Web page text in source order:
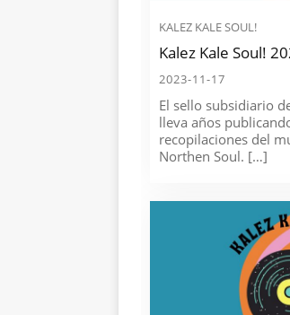
KALEZ KALE SOUL!
Kalez Kale Soul!
2023-11-17
El sello subsidiario
lleva años
recopilaciones del
Northen Soul. […]